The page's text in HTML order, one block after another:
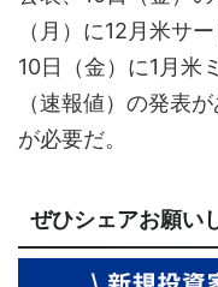
（月）に12月米サ
10日（金）に1月米
（速報値）の発表
が必要だ。
ぜひシェアお願い